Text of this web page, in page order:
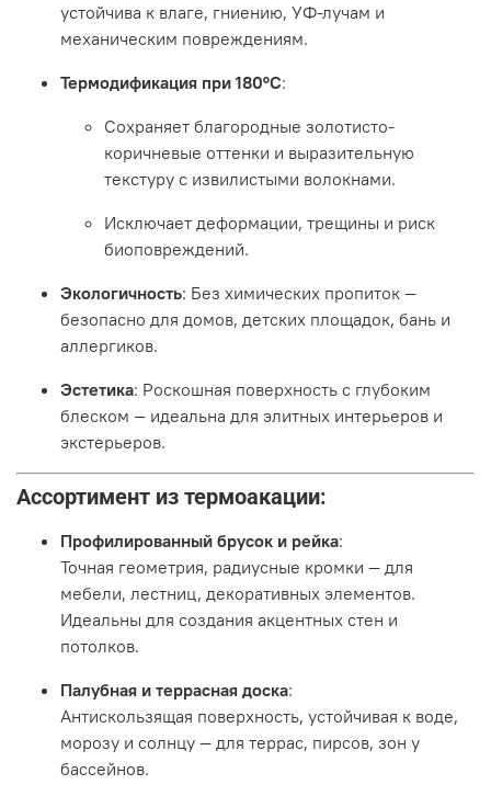
устойчива к влаге, гниению, УФ-лучам и
механическим повреждениям.
Термодификация при 180°C:
Сохраняет благородные золотисто-
коричневые оттенки и выразительную
текстуру с извилистыми волокнами.
Исключает деформации, трещины и риск
биоповреждений.
Экологичность: Без химических пропиток —
безопасно для домов, детских площадок, бань и
аллергиков.
Эстетика: Роскошная поверхность с глубоким
блеском — идеальна для элитных интерьеров и
экстерьеров.
Ассортимент из термоакации:
Профилированный брусок и рейка:
Точная геометрия, радиусные кромки — для
мебели, лестниц, декоративных элементов.
Идеальны для создания акцентных стен и
потолков.
Палубная и террасная доска:
Антискользящая поверхность, устойчивая к воде,
морозу и солнцу — для террас, пирсов, зон у
бассейнов.